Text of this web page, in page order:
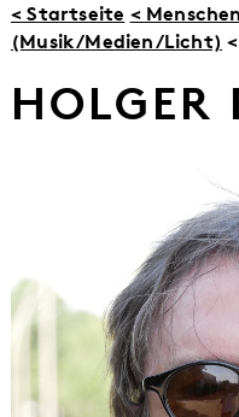
< Startseite <
(Musik/Medien/Licht)
HOLGER